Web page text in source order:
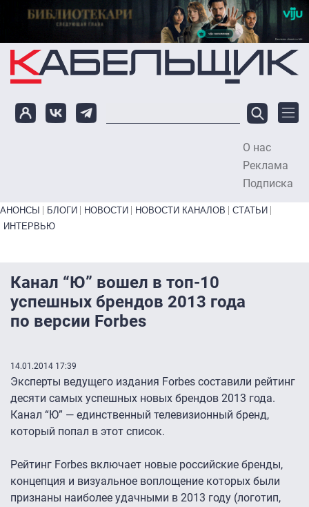
Перейти к основному содержанию
О нас
Реклама
Подписка
Primary links bottom
АНОНСЫ БЛОГИ НОВОСТИ НОВОСТИ КАНАЛОВ
СТАТЬИ
ИНТЕРВЬЮ
Канал “Ю” вошел в топ-10
успешных брендов 2013 года
по версии Forbes
14.01.2014 17:39
Эксперты ведущего издания Forbes составили рейтинг
десяти самых успешных новых брендов 2013 года.
Канал “Ю” — единственный телевизионный бренд,
который попал в этот список.
Рейтинг Forbes включает новые российские бренды,
концепция и визуальное воплощение которых были
признаны наиболее удачными в 2013 году (логотип,